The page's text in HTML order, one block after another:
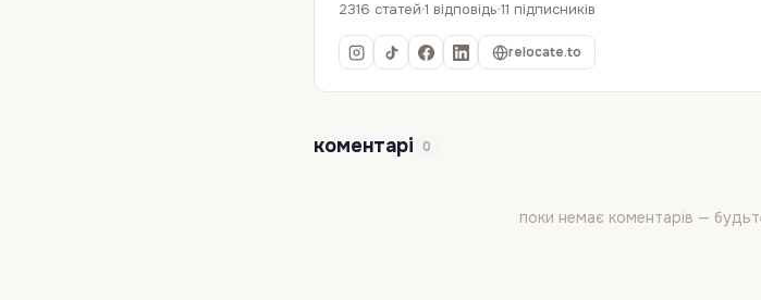
2316 статей 1 відповідь 11 підписників
relocate.to
коментарі 0
поки немає коментарів —